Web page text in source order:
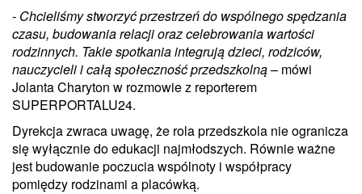
- Chcieliśmy stworzyć przestrzeń do wspólnego spędzania
czasu, budowania relacji oraz celebrowania wartości
rodzinnych. Takie spotkania integrują dzieci, rodziców,
nauczycieli i całą społeczność przedszkolną– mówi
Jolanta Charyton w rozmowie z reporterem
SUPERPORTALU24.
Dyrekcja zwraca uwagę, że rola przedszkola nie ogranicza
się wyłącznie do edukacji najmłodszych. Równie ważne
jest budowanie poczucia wspólnoty i współpracy
pomiędzy rodzinami a placówką.